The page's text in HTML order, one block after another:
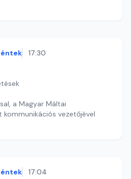
17:30
a Magyar Máltai
kommunikációs vezetőjével
17:04